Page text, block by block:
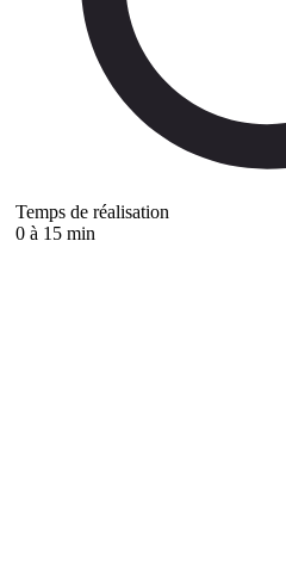
Temps de réalisation
0 à 15 min